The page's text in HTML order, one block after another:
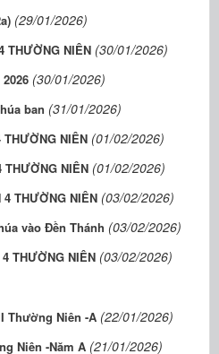
(29/01/2026)
THƯỜNG NIÊN (30/01/2026)
(30/01/2026)
ban (31/01/2026)
NIÊN (01/02/2026)
NIÊN (01/02/2026)
THƯỜNG NIÊN (03/02/2026)
vào Đền Thánh (03/02/2026)
THƯỜNG NIÊN (03/02/2026)
Thường Niên -A (22/01/2026)
Niên -Năm A (21/01/2026)